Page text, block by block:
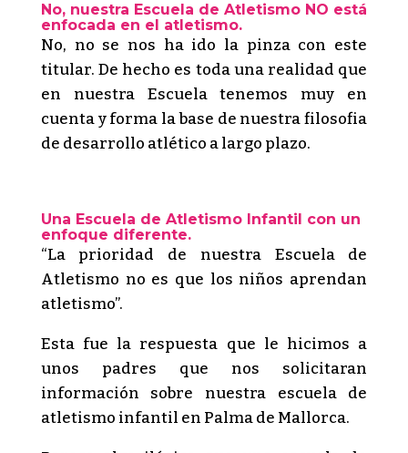
No, nuestra Escuela de Atletismo NO está
enfocada en el atletismo.
No, no se nos ha ido la pinza con este
titular. De hecho es toda una realidad que
en nuestra Escuela tenemos muy en
cuenta y forma la base de nuestra filosofia
de desarrollo atlético a largo plazo.
Una Escuela de Atletismo Infantil con un
enfoque diferente.
“La prioridad de nuestra Escuela de
Atletismo no es que los niños aprendan
atletismo”.
Esta fue la respuesta que le hicimos a
unos padres que nos solicitaran
información sobre nuestra escuela de
atletismo infantil en Palma de Mallorca.